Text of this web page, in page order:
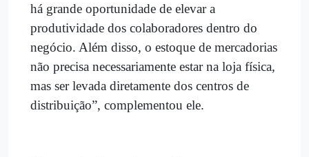
há grande oportunidade de elevar a
produtividade dos colaboradores dentro do
negócio. Além disso, o estoque de mercadorias
não precisa necessariamente estar na loja física,
mas ser levada diretamente dos centros de
distribuição”, complementou ele.